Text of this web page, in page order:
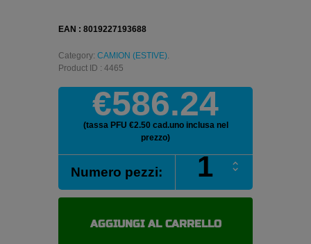
EAN : 8019227193688
Category: CAMION (ESTIVE).
Product ID : 4465
€586.24
(tassa PFU €2.50 cad.uno inclusa nel
prezzo)
Numero pezzi:
PIRELLI
325/95
162/160K
AGGIUNGI AL CARRELLO